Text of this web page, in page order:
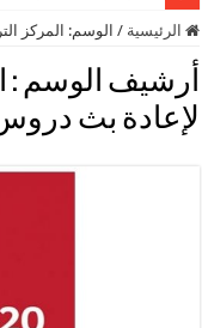
الرئيسية / الوسم: المركز
أرشيف الوسم :
لإعادة بث